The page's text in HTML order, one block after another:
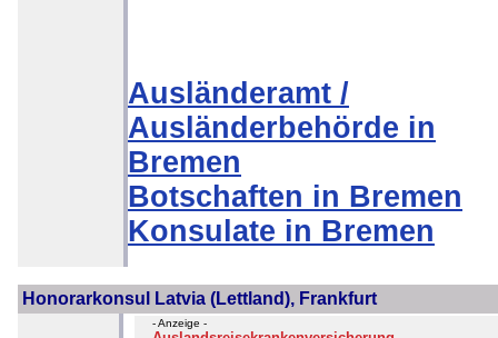
Ausländeramt /
Ausländerbehörde in
Bremen
Botschaften in Bremen
Konsulate in Bremen
Honorarkonsul Latvia (Lettland), Frankfurt
- Anzeige -